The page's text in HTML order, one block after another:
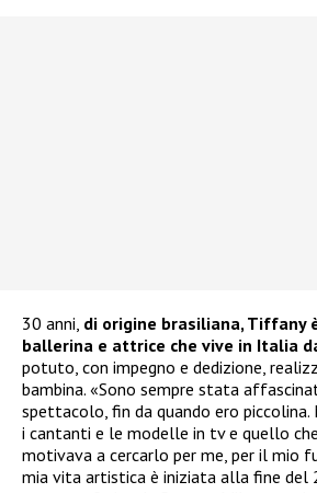
30 anni, di origine brasiliana, Tiffany
ballerina e attrice che vive in Italia
potuto, con impegno e dedizione,
bambina. «Sono sempre stata
spettacolo, fin da quando ero piccolina.
i cantanti e le modelle in tv e quello
motivava a cercarlo per me, per il mio
mia vita artistica è iniziata alla fine del